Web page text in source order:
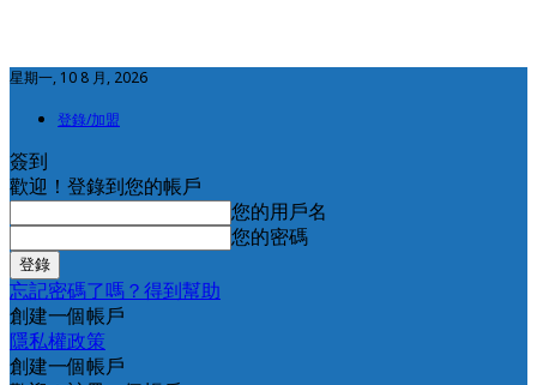
星期一, 10 8 月, 2026
登錄/加盟
簽到
歡迎！登錄到您的帳戶
您的用戶名
您的密碼
忘記密碼了嗎？得到幫助
創建一個帳戶
隱私權政策
創建一個帳戶